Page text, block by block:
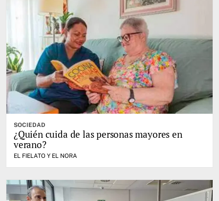
SOCIEDAD
¿Quién cuida de las personas mayores en
verano?
EL FIELATO Y EL NORA